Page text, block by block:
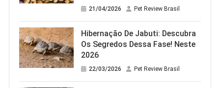
21/04/2026 Pet Review Brasil
Hibernação De Jabuti: Descubra
Os Segredos Dessa Fase! Neste
2026
22/03/2026 Pet Review Brasil